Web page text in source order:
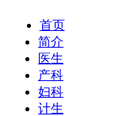
首页
简介
医生
产科
妇科
计生